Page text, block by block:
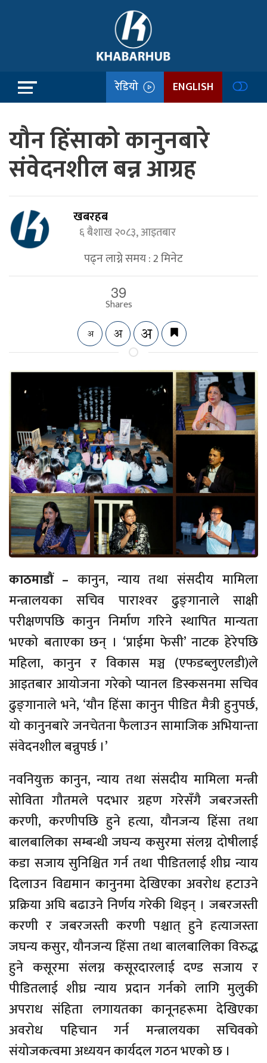
रेडियो ENGLISH
यौन हिंसाको कानुनबारे
संवेदनशील बन्न आग्रह
खबरहब
६ बैशाख २०८३, आइतबार
पढ्न लाग्ने समय :2मिनेट
39
Shares
काठमाडौं – कानुन, न्याय तथा संसदीय मामिला
मन्त्रालयका सचिव पाराश्‍वर ढुङ्‍गानाले साक्षी
परीक्षणपछि कानुन निर्माण गरिने स्थापित मान्यता
भएको बताएका छन् । ‘प्राईमा फेसी’ नाटक हेरेपछि
महिला, कानुन र विकास मञ्च (एफडब्लुएलडी)ले
आइतबार आयोजना गरेको प्यानल डिस्कसनमा सचिव
ढुङ्‍गानाले भने, ‘यौन हिंसा कानुन पीडित मैत्री हुनुपर्छ,
यो कानुनबारे जनचेतना फैलाउन सामाजिक अभियान्ता
संवेदनशील बन्नुपर्छ ।’
नवनियुक्त कानुन, न्याय तथा संसदीय मामिला मन्त्री
सोविता गौतमले पदभार ग्रहण गरेसँगै जबरजस्ती
करणी, करणीपछि हुने हत्या, यौनजन्य हिंसा तथा
बालबालिका सम्बन्धी जघन्य कसुरमा संलग्न दोषीलाई
कडा सजाय सुनिश्चित गर्न तथा पीडितलाई शीघ्र न्याय
दिलाउन विद्यमान कानुनमा देखिएका अवरोध हटाउने
प्रक्रिया अघि बढाउने निर्णय गरेकी थिइन् । जबरजस्ती
करणी र जबरजस्ती करणी पश्चात् हुने हत्याजस्ता
जघन्य कसुर, यौनजन्य हिंसा तथा बालबालिका विरुद्ध
हुने कसूरमा संलग्न कसूरदारलाई दण्ड सजाय र
पीडितलाई शीघ्र न्याय प्रदान गर्नको लागि मुलुकी
अपराध संहिता लगायतका कानूनहरूमा देखिएका
अवरोध पहिचान गर्न मन्त्रालयका सचिवको
संयोजकत्वमा अध्ययन कार्यदल गठन भएको छ ।